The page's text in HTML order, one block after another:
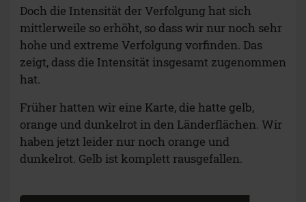
Doch die Intensität der Verfolgung hat sich
mittlerweile so erhöht, so dass wir nur noch sehr
hohe und extreme Verfolgung vorfinden. Das
zeigt, dass die Intensität insgesamt zugenommen
hat.
Früher hatten wir eine Karte, die hatte gelb,
orange und dunkelrot in den Länderflächen. Wir
haben jetzt leider nur noch orange und
dunkelrot. Gelb ist komplett rausgefallen.